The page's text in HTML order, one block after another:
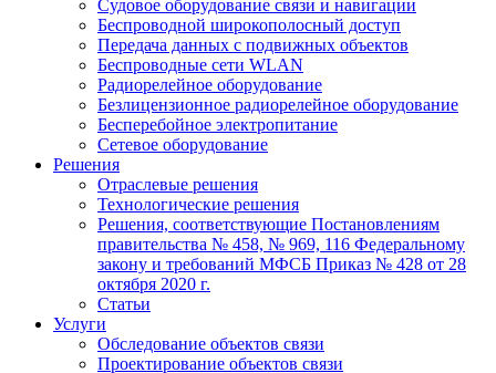
Судовое оборудование связи и навигации
Беспроводной широкополосный доступ
Передача данных с подвижных объектов
Беспроводные сети WLAN
Радиорелейное оборудование
Безлицензионное радиорелейное оборудование
Бесперебойное электропитание
Сетевое оборудование
Решения
Отраслевые решения
Технологические решения
Решения, соответствующие Постановлениям
правительства № 458, № 969, 116 Федеральному
закону и требований МФСБ Приказ № 428 от 28
октября 2020 г.
Статьи
Услуги
Обследование объектов связи
Проектирование объектов связи